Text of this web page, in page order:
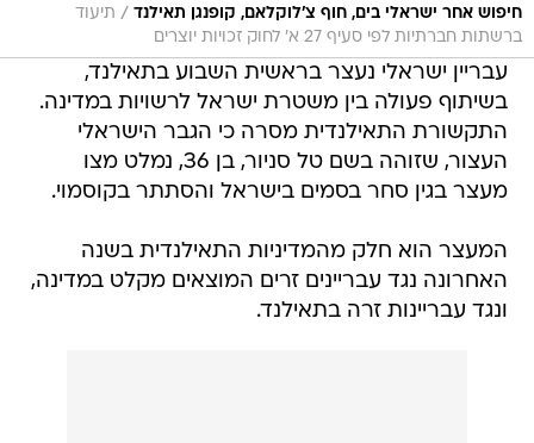
חיפוש אחר ישראלי בים, חוף צ'לוקלאם, קופנגן תאילנד / תיעוד
ברשתות חברתיות לפי סעיף 27 א' לחוק זכויות יוצרים
עבריין ישראלי נעצר בראשית השבוע בתאילנד,
בשיתוף פעולה בין משטרת ישראל לרשויות במדינה.
התקשורת התאילנדית מסרה כי הגבר הישראלי
העצור, שזוהה בשם טל סניור, בן 36, נמלט מצו
מעצר בגין סחר בסמים בישראל והסתתר בקוסמוי.
המעצר הוא חלק מהמדיניות התאילנדית בשנה
האחרונה נגד עבריינים זרים המוצאים מקלט במדינה,
ונגד עבריינות זרה בתאילנד.